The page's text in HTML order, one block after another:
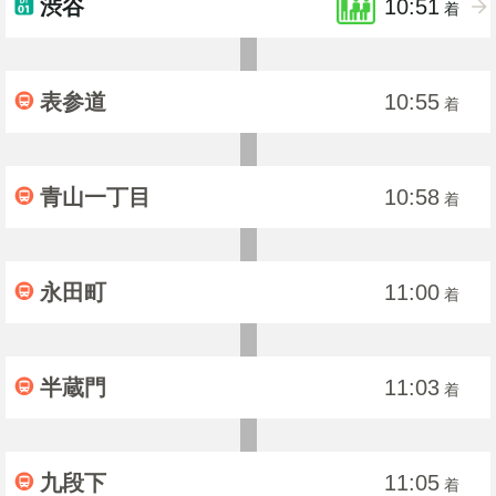
渋谷 10:51 着
表参道 10:55 着
青山一丁目 10:58 着
永田町 11:00 着
半蔵門 11:03 着
九段下 11:05 着